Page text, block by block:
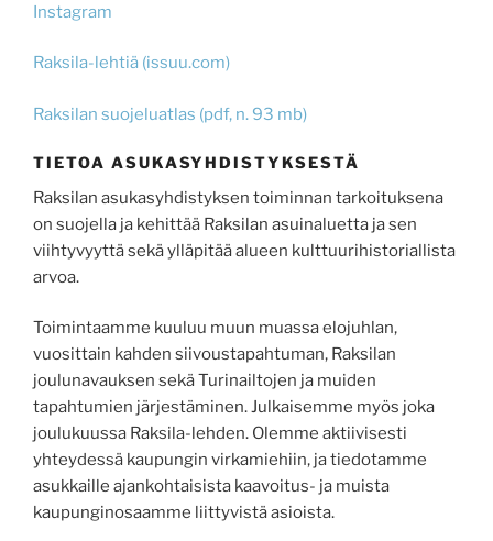
Instagram
Raksila-lehtiä (issuu.com)
Raksilan suojeluatlas (pdf, n. 93 mb)
TIETOA ASUKASYHDISTYKSESTÄ
Raksilan asukasyhdistyksen toiminnan tarkoituksena
on suojella ja kehittää Raksilan asuinaluetta ja sen
viihtyvyyttä sekä ylläpitää alueen kulttuurihistoriallista
arvoa.
Toimintaamme kuuluu muun muassa elojuhlan,
vuosittain kahden siivoustapahtuman, Raksilan
joulunavauksen sekä Turinailtojen ja muiden
tapahtumien järjestäminen. Julkaisemme myös joka
joulukuussa Raksila-lehden. Olemme aktiivisesti
yhteydessä kaupungin virkamiehiin, ja tiedotamme
asukkaille ajankohtaisista kaavoitus- ja muista
kaupunginosaamme liittyvistä asioista.